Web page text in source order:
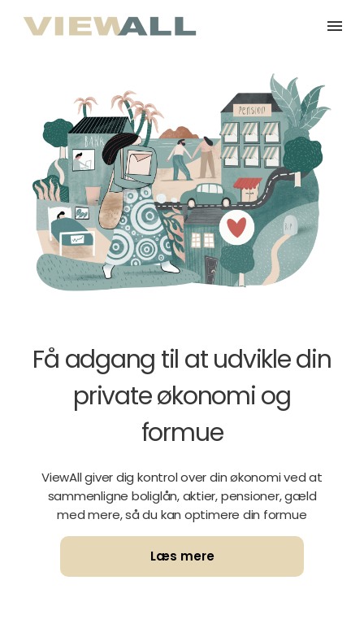
Få adgang til at udvikle din
private økonomi og
formue
ViewAll giver dig kontrol over din økonomi ved at
sammenligne boliglån, aktier, pensioner, gæld
med mere, så du kan optimere din formue
Læs mere